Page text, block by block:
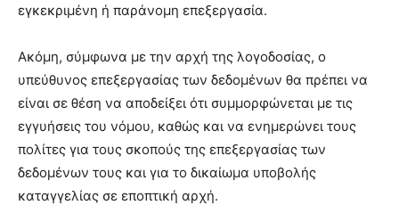
εγκεκριμένη ή παράνομη επεξεργασία.
Ακόμη, σύμφωνα με την αρχή της λογοδοσίας, ο
υπεύθυνος επεξεργασίας των δεδομένων θα πρέπει να
είναι σε θέση να αποδείξει ότι συμμορφώνεται με τις
εγγυήσεις του νόμου, καθώς και να ενημερώνει τους
πολίτες για τους σκοπούς της επεξεργασίας των
δεδομένων τους και για το δικαίωμα υποβολής
καταγγελίας σε εποπτική αρχή.